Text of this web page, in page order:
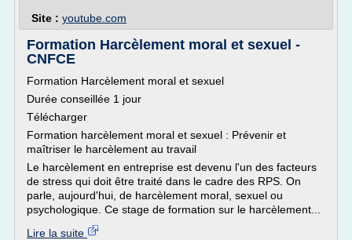
Site : youtube.com
Formation Harcèlement moral et sexuel -
CNFCE
Formation Harcèlement moral et sexuel
Durée conseillée 1 jour
Télécharger
Formation harcèlement moral et sexuel : Prévenir et
maîtriser le harcèlement au travail
Le harcèlement en entreprise est devenu l'un des facteurs
de stress qui doit être traité dans le cadre des RPS. On
parle, aujourd'hui, de harcèlement moral, sexuel ou
psychologique. Ce stage de formation sur le harcèlement...
Lire la suite